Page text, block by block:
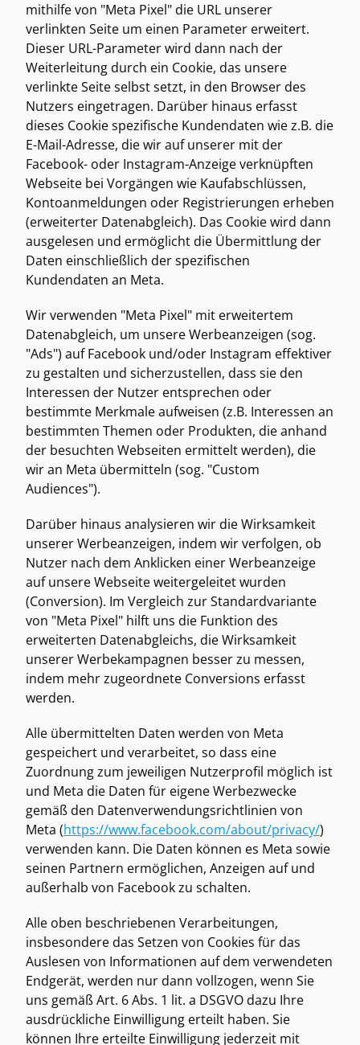
mithilfe von "Meta Pixel" die URL unserer
verlinkten Seite um einen Parameter erweitert.
Dieser URL-Parameter wird dann nach der
Weiterleitung durch ein Cookie, das unsere
verlinkte Seite selbst setzt, in den Browser des
Nutzers eingetragen. Darüber hinaus erfasst
dieses Cookie spezifische Kundendaten wie z.B. die
E-Mail-Adresse, die wir auf unserer mit der
Facebook- oder Instagram-Anzeige verknüpften
Webseite bei Vorgängen wie Kaufabschlüssen,
Kontoanmeldungen oder Registrierungen erheben
(erweiterter Datenabgleich). Das Cookie wird dann
ausgelesen und ermöglicht die Übermittlung der
Daten einschließlich der spezifischen
Kundendaten an Meta.
Wir verwenden "Meta Pixel" mit erweitertem
Datenabgleich, um unsere Werbeanzeigen (sog.
"Ads") auf Facebook und/oder Instagram effektiver
zu gestalten und sicherzustellen, dass sie den
Interessen der Nutzer entsprechen oder
bestimmte Merkmale aufweisen (z.B. Interessen an
bestimmten Themen oder Produkten, die anhand
der besuchten Webseiten ermittelt werden), die
wir an Meta übermitteln (sog. "Custom
Audiences").
Darüber hinaus analysieren wir die Wirksamkeit
unserer Werbeanzeigen, indem wir verfolgen, ob
Nutzer nach dem Anklicken einer Werbeanzeige
auf unsere Webseite weitergeleitet wurden
(Conversion). Im Vergleich zur Standardvariante
von "Meta Pixel" hilft uns die Funktion des
erweiterten Datenabgleichs, die Wirksamkeit
unserer Werbekampagnen besser zu messen,
indem mehr zugeordnete Conversions erfasst
werden.
Alle übermittelten Daten werden von Meta
gespeichert und verarbeitet, so dass eine
Zuordnung zum jeweiligen Nutzerprofil möglich ist
und Meta die Daten für eigene Werbezwecke
gemäß den Datenverwendungsrichtlinien von
Meta (https://www.facebook.com/about/privacy/)
verwenden kann. Die Daten können es Meta sowie
seinen Partnern ermöglichen, Anzeigen auf und
außerhalb von Facebook zu schalten.
Alle oben beschriebenen Verarbeitungen,
insbesondere das Setzen von Cookies für das
Auslesen von Informationen auf dem verwendeten
Endgerät, werden nur dann vollzogen, wenn Sie
uns gemäß Art. 6 Abs. 1 lit. a DSGVO dazu Ihre
ausdrückliche Einwilligung erteilt haben. Sie
können Ihre erteilte Einwilligung jederzeit mit